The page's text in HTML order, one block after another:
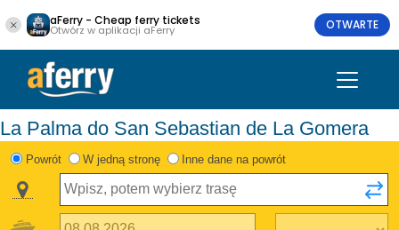
aFerry - Cheap ferry tickets
Otwórz w aplikacji aFerry OTWARTE
La Palma do San Sebastian de La Gomera
Powrót W jedną stronę Inne dane na powrót